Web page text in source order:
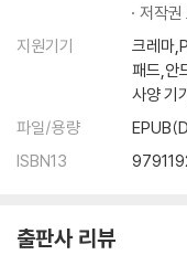
저작권
지원기기
크레마
패드,안
사양 기
파일/용량
ISBN13
출판사 리뷰